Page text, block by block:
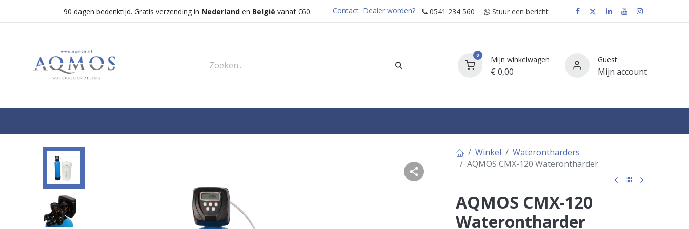
90 dagen bedenktijd. Gratis verzending in Nederlanden België vanaf €60. Contact Dealer worden? 0541 234 560 Stuur e​​​​en bericht
0 Mijn winkelwagen
€ 0,00
Guest
Mijn account
Winkel
Waterontharders
AQMOS CMX-120 Waterontharder
AQMOS CMX-120
Waterontharder